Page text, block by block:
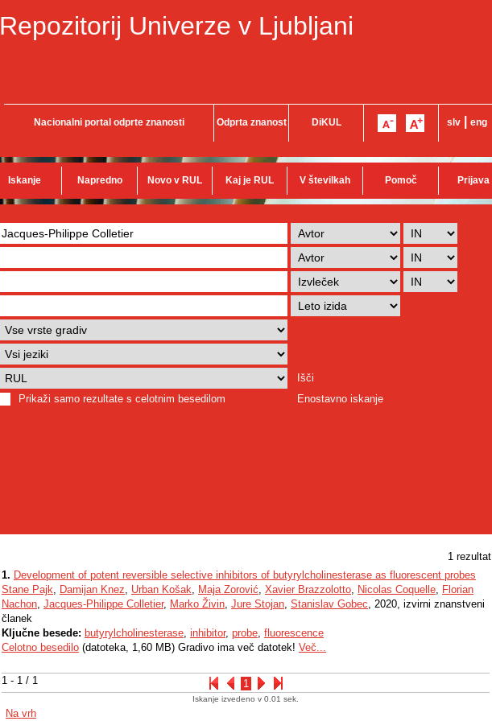
Repozitorij Univerze v Ljubljani
Nacionalni portal odprte znanosti Odprta znanost DiKUL slv eng
Iskanje Napredno Novo v RUL Kaj je RUL V številkah Pomoč Prijava
Išči
Prikaži samo rezultate s celotnim besedilom
Enostavno iskanje
1 rezultat
1 - 1 / 1 1
1. Development of potent reversible selective inhibitors of butyrylcholinesterase as fluorescent probes
Stane Pajk, Damijan Knez, Urban Košak, Maja Zorović, Xavier Brazzolotto, Nicolas Coquelle, Florian
Nachon, Jacques-Philippe Colletier, Marko Živin, Jure Stojan, Stanislav Gobec, 2020, izvirni znanstveni
članek
Ključne besede: butyrylcholinesterase, inhibitor, probe, fluorescence
Celotno besedilo (datoteka, 1,60 MB) Gradivo ima več datotek! Več...
Iskanje izvedeno v 0.01 sek.
Na vrh